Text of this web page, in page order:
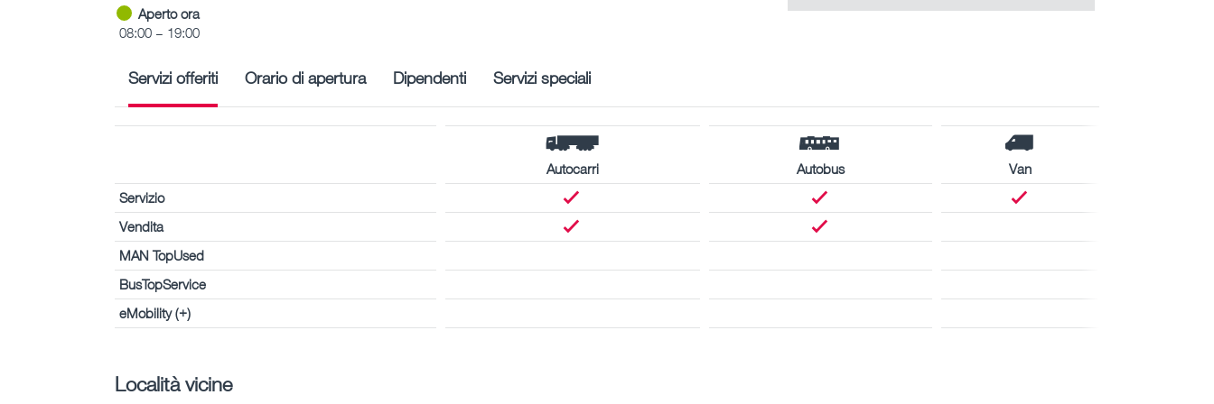
Aperto ora
08:00 – 19:00
Servizi offeriti Orario di apertura Dipendenti Servizi speciali
Autocarri Autobus
Van
Servizio
Vendita
MAN TopUsed
BusTopService
eMobility (+)
Località vicine